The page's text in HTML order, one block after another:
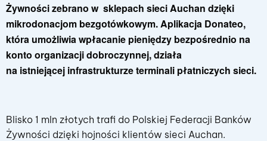
Żywności zebrano w sklepach sieci Auchan dzięki
mikrodonacjom bezgotówkowym. Aplikacja Donateo,
która umożliwia wpłacanie pieniędzy bezpośrednio na
konto organizacji dobroczynnej, działa
na istniejącej infrastrukturze terminali płatniczych sieci.
Blisko 1 mln złotych trafi do Polskiej Federacji Banków
Żywności dzięki hojności klientów sieci Auchan.